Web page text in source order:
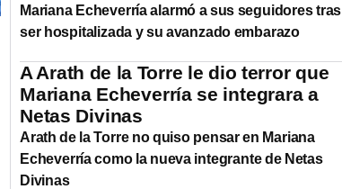
Mariana Echeverría alarmó a sus seguidores tras
ser hospitalizada y su avanzado embarazo
A Arath de la Torre le dio terror que
Mariana Echeverría se integrara a
Netas Divinas
Arath de la Torre no quiso pensar en Mariana
Echeverría como la nueva integrante de Netas
Divinas